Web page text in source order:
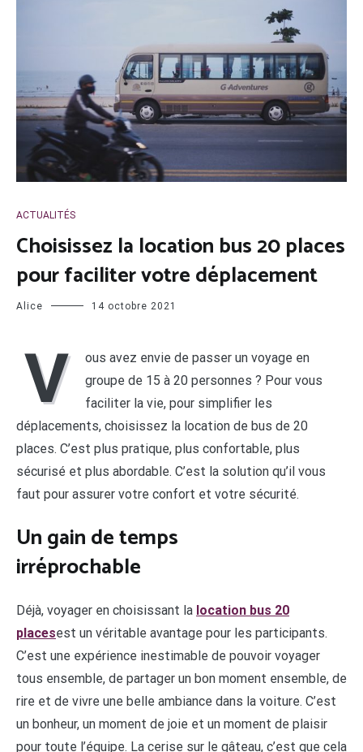
ACTUALITÉS
Choisissez la location bus 20 places
pour faciliter votre déplacement
Alice 14 octobre 2021
V
ous avez envie de passer un voyage en
groupe de 15 à 20 personnes ? Pour vous
faciliter la vie, pour simplifier les
déplacements, choisissez la location de bus de 20
places. C’est plus pratique, plus confortable, plus
sécurisé et plus abordable. C’est la solution qu’il vous
faut pour assurer votre confort et votre sécurité.
Un gain de temps
irréprochable
Déjà, voyager en choisissant la location bus 20
placesest un véritable avantage pour les participants.
C’est une expérience inestimable de pouvoir voyager
tous ensemble, de partager un bon moment ensemble, de
rire et de vivre une belle ambiance dans la voiture. C’est
un bonheur, un moment de joie et un moment de plaisir
pour toute l’équipe. La cerise sur le gâteau, c’est que cela